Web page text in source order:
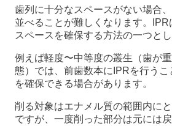
歯列に十分なスペースがない場合
並べることが難しくなります。IPR
スペースを確保する方法の一つと
例えば軽度〜中等度の叢生（歯が
態）では、前歯数本にIPRを行うこ
を確保できる場合があります。
削る対象はエナメル質の範囲内に
ですが、一度削った部分は元には